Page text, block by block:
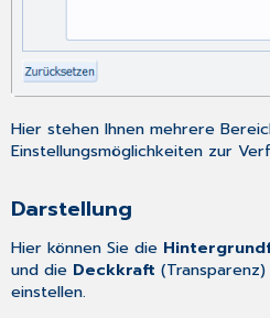
Hier stehen Ihnen mehrere
Einstellungsmöglichkeiten zur
Darstellung
Hier können Sie die
und die Deckkraft
einstellen.